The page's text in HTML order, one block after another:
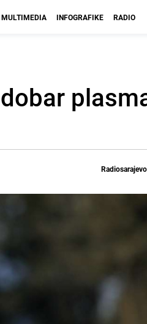
MULTIMEDIA INFOGRAFIKE RADIO